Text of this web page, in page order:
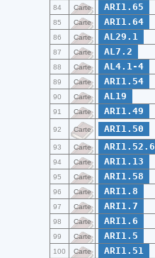
84 Carte ARI1.65
85 Carte ARI1.64
86 Carte AL29.1
87 Carte AL7.2
88 Carte AL4.1-4
89 Carte ARI1.54
90 Carte AL19
91 Carte ARI1.49
92 Carte ARI1.50
93 Carte ARI1.52.6
94 Carte ARI1.13
95 Carte ARI1.58
96 Carte ARI1.8
97 Carte ARI1.7
98 Carte ARI1.6
99 Carte ARI1.5
100 Carte ARI1.51